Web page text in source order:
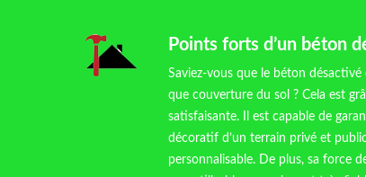
Points forts d’un béton
Saviez-vous que le béton
que couverture du sol ? Cela est
satisfaisante. Il est capable de
décoratif d’un terrain privé et
personnalisable. De plus, sa force